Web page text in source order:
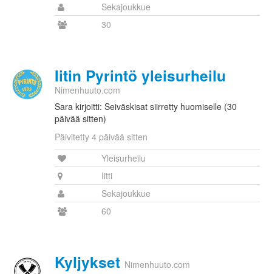
Sekajoukkue
30
Iitin Pyrintö yleisurheilu
Nimenhuuto.com
Sara kirjoitti: Seiväskisat siirretty huomiselle (30
päivää sitten)
Päivitetty 4 päivää sitten
Yleisurheilu
Iitti
Sekajoukkue
60
Kyljykset Nimenhuuto.com